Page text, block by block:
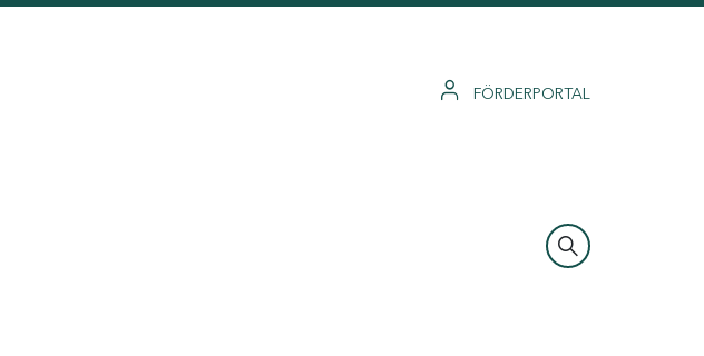
FÖRDERPORTAL